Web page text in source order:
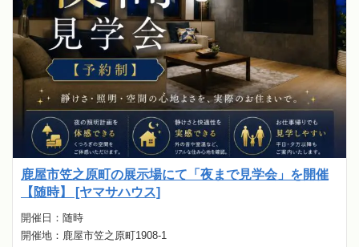
鹿屋市笠之原町の展示場にて「夜まで見学会」を開催
【随時】 [ヤマサハウス]
開催日：随時
開催地：鹿屋市笠之原町1908-1